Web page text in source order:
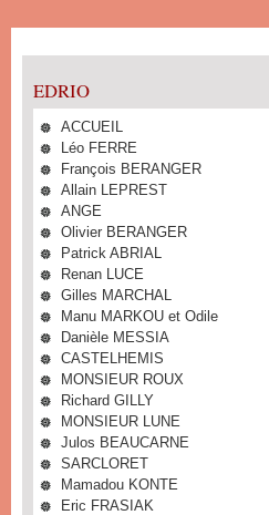
EDRIO
ACCUEIL
Léo FERRE
François BERANGER
Allain LEPREST
ANGE
Olivier BERANGER
Patrick ABRIAL
Renan LUCE
Gilles MARCHAL
Manu MARKOU et Odile
Danièle MESSIA
CASTELHEMIS
MONSIEUR ROUX
Richard GILLY
MONSIEUR LUNE
Julos BEAUCARNE
SARCLORET
Mamadou KONTE
Eric FRASIAK